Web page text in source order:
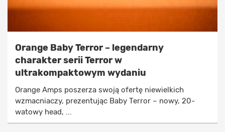
Orange Baby Terror – legendarny
charakter serii Terror w
ultrakompaktowym wydaniu
Orange Amps poszerza swoją ofertę niewielkich
wzmacniaczy, prezentując Baby Terror – nowy, 20-
watowy head, ...